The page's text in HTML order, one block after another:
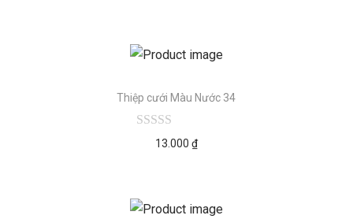
Thiệp cưới Màu Nước 34
13.000 ₫